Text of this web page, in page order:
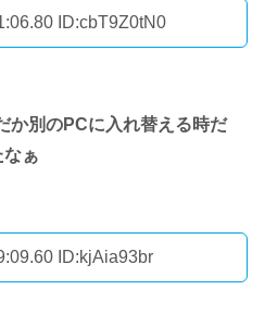
ID:cbT9Z0tN0
か別のPCに入れ替える時だ
なぁ
ID:kjAia93br